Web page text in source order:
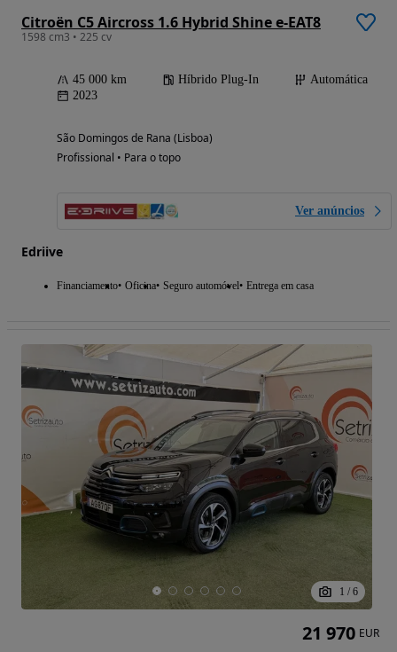
Citroën C5 Aircross 1.6 Hybrid Shine e-EAT8
1598 cm3 • 225 cv
45 000 km Híbrido Plug-In
Automática
2023
São Domingos de Rana (Lisboa)
Profissional • Para o topo
Ver anúncios
Edriive
Financiamento Oficina Seguro automóvel Entrega em casa
1 / 6
21 970 EUR